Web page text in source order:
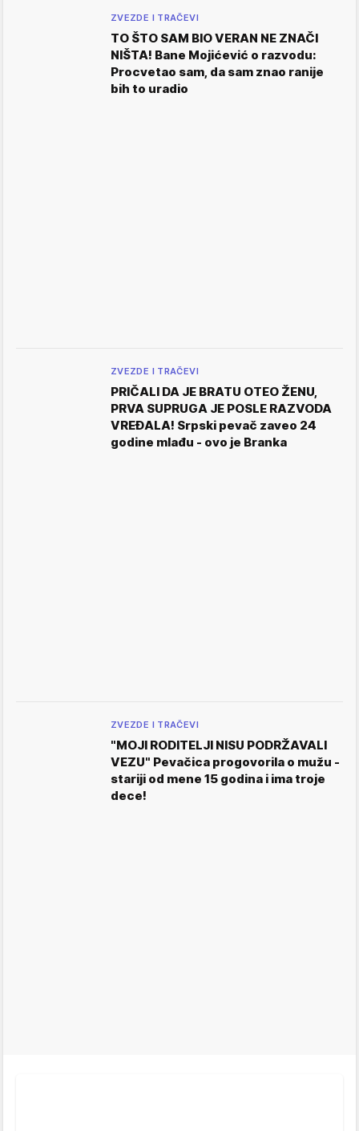
ZVEZDE I TRAČEVI
TO ŠTO SAM BIO VERAN NE ZNAČI
NIŠTA! Bane Mojićević o razvodu:
Procvetao sam, da sam znao ranije
bih to uradio
ZVEZDE I TRAČEVI
PRIČALI DA JE BRATU OTEO ŽENU,
PRVA SUPRUGA JE POSLE RAZVODA
VREĐALA! Srpski pevač zaveo 24
godine mlađu - ovo je Branka
ZVEZDE I TRAČEVI
"MOJI RODITELJI NISU PODRŽAVALI
VEZU" Pevačica progovorila o mužu -
stariji od mene 15 godina i ima troje
dece!